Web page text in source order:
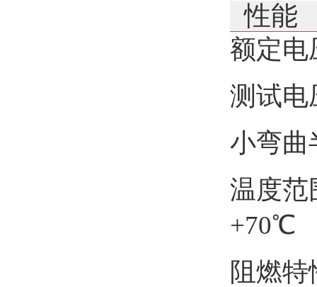
性能
额定电
测试电
小弯曲
温度
+70℃
阻燃